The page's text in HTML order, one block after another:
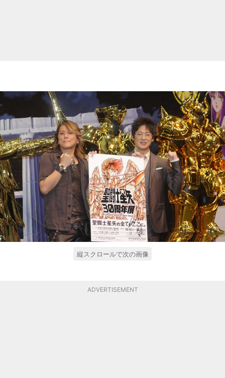
縦スクロールで次の画像
ADVERTISEMENT